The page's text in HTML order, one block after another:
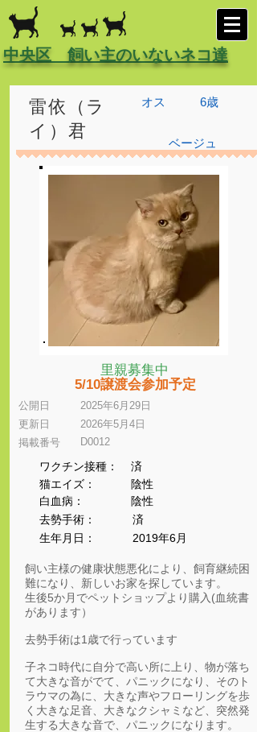
中央区 飼い主のいないネコ達
オス
雷依（ラ
イ）君
6歳
ベージュ
里親募集中
5/10譲渡会参加予定
公開日
更新日
​掲載番号
2025年6月29日
2026年5月4日
D0012
ワクチン接種：
猫エイズ：
​白血病：
​去勢手術：
生年月日：
済
陰性
陰性
済
2019年6月
飼い主様の健康状態悪化により、飼育継続困
難になり、新しいお家を探しています。
生後5か月でペットショップより購入(血統書
があります）
去勢手術は1歳で行っています
子ネコ時代に自分で高い所に上り、物が落ち
て大きな音がでて、パニックになり、そのト
ラウマの為に、大きな声やフローリングを歩
く大きな足音、大きなクシャミなど、突然発
生する大きな音で、パニックになります。